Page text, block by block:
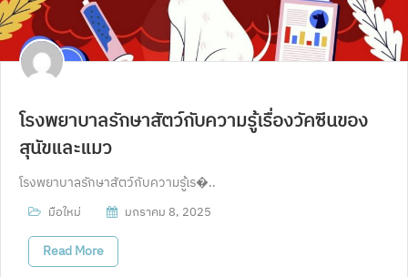
โรงพยาบาลรักษาสัตว์กับความรู้เรื่องวัคซีนของ
สุนัขและแมว
โรงพยาบาลรักษาสัตว์กับความรู้เร�..
มือใหม่ มกราคม 8, 2025
Read More